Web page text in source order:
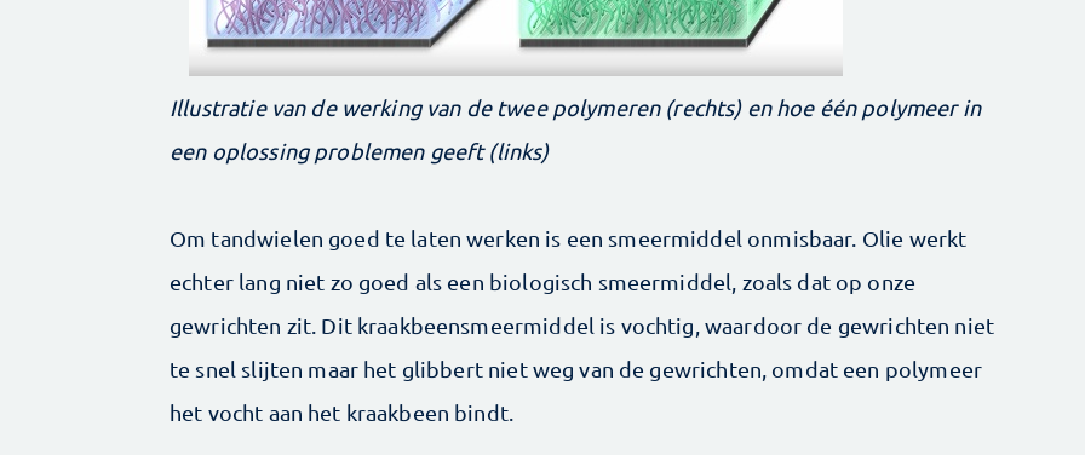
Illustratie van de werking van de twee polymeren (rechts) en hoe één polymeer in
een oplossing problemen geeft (links)
Om tandwielen goed te laten werken is een smeermiddel onmisbaar. Olie werkt
echter lang niet zo goed als een biologisch smeermiddel, zoals dat op onze
gewrichten zit. Dit kraakbeensmeermiddel is vochtig, waardoor de gewrichten niet
te snel slijten maar het glibbert niet weg van de gewrichten, omdat een polymeer
het vocht aan het kraakbeen bindt.